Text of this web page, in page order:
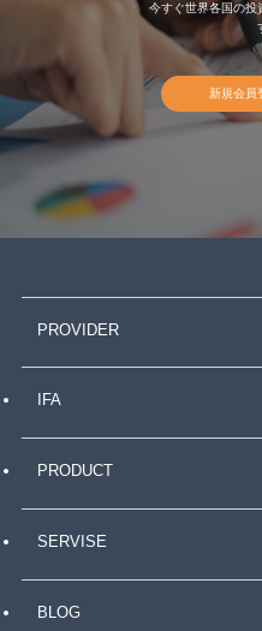
今すぐ世界各国の投
新規会員
PROVIDER
IFA
PRODUCT
SERVISE
BLOG